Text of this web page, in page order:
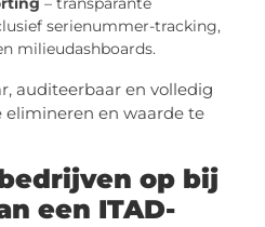
serienummer-tracking,
milieudashboards.
auditeerbaar en volledig
elimineren en waarde te
op bij
een ITAD-